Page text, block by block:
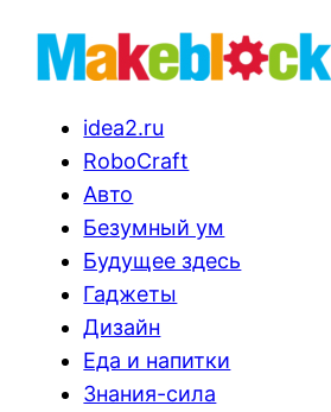
idea2.ru
RoboCraft
Авто
Безумный ум
Будущее здесь
Гаджеты
Дизайн
Еда и напитки
Знания-сила